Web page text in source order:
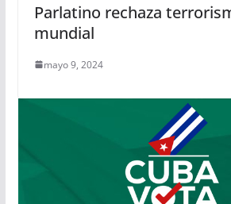
Parlatino rechaza
mundial
mayo 9, 2024